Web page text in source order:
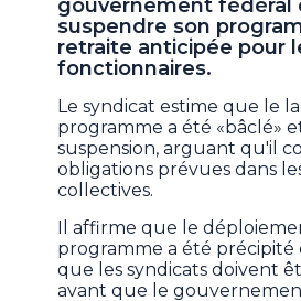
gouvernement fédéral
suspendre son
retraite anticipée pour
fonctionnaires.
Le syndicat estime que le
programme a été «bâclé»
suspension, arguant qu'il
obligations prévues dans
collectives.
Il affirme que le
programme a été précipité
que les syndicats doivent
avant que le